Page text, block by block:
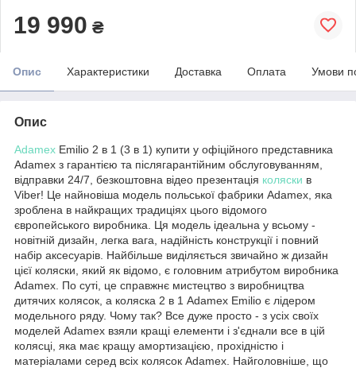
19 990 ₴
Опис Характеристики Доставка Оплата Умови
Опис
Adamex Emilio 2 в 1 (3 в 1) купити у офіційного представника
Adamex з гарантією та післягарантійним обслуговуванням,
відправки 24/7, безкоштовна відео презентація коляски в
Viber! Це найновіша модель польської фабрики Adamex, яка
зроблена в найкращих традиціях цього відомого
європейського виробника. Ця модель ідеальна у всьому -
новітній дизайн, легка вага, надійність конструкції і повний
набір аксесуарів. Найбільше виділяється звичайно ж дизайн
цієї коляски, який як відомо, є головним атрибутом виробника
Adamex. По суті, це справжнє мистецтво з виробництва
дитячих колясок, а коляска 2 в 1 Adamex Emilio є лідером
модельного ряду. Чому так? Все дуже просто - з усіх своїх
моделей Adamex взяли кращі елементи і з'єднали все в цій
колясці, яка має кращу амортизацією, прохідністю і
матеріалами серед всіх колясок Adamex. Найголовніше, що